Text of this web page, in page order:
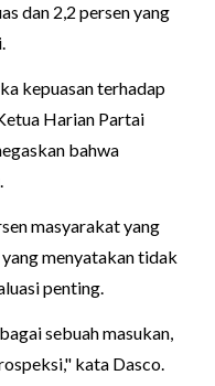
dan 2,2 persen yang
kepuasan terhadap
Harian Partai
bahwa
masyarakat yang
menyatakan tidak
penting.
sebuah masukan,
kata Dasco.